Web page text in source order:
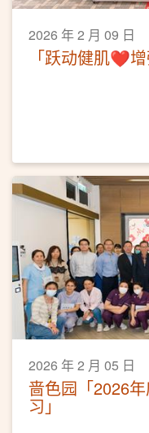
2026 年 2 月 09 日
「跃动健肌❤️增
2026 年 2 月 05 日
啬色园「2026
习」